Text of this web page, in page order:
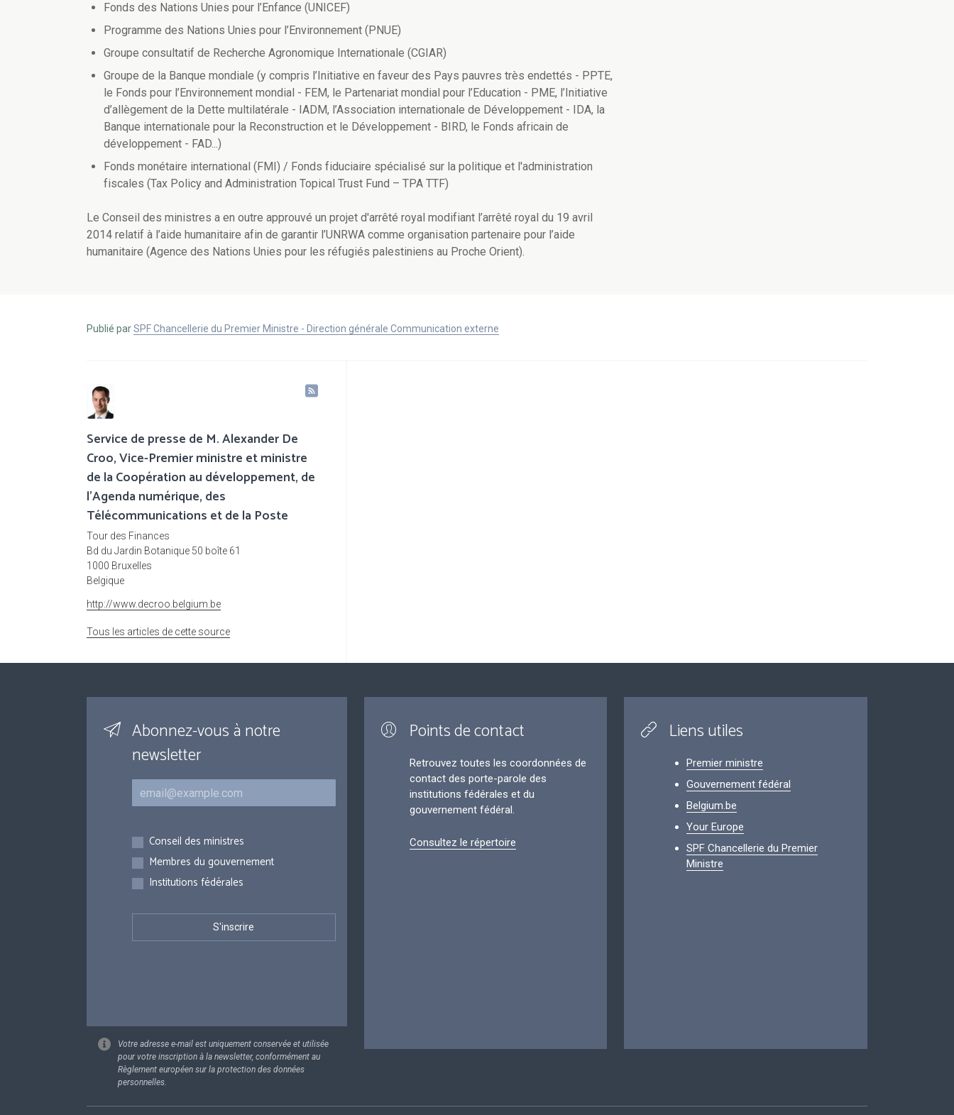
Fonds des Nations Unies pour l’Enfance (UNICEF)
Programme des Nations Unies pour l’Environnement (PNUE)
Groupe consultatif de Recherche Agronomique Internationale (CGIAR)
Groupe de la Banque mondiale (y compris l’Initiative en faveur des Pays pauvres très endettés - PPTE,
le Fonds pour l’Environnement mondial - FEM, le Partenariat mondial pour l’Education - PME, l’Initiative
d’allègement de la Dette multilatérale - IADM, l’Association internationale de Développement - IDA, la
Banque internationale pour la Reconstruction et le Développement - BIRD, le Fonds africain de
développement - FAD...)
Fonds monétaire international (FMI) / Fonds fiduciaire spécialisé sur la politique et l'administration
fiscales (Tax Policy and Administration Topical Trust Fund – TPA TTF)
Le Conseil des ministres a en outre approuvé un projet d'arrêté royal modifiant l’arrêté royal du 19 avril
2014 relatif à l’aide humanitaire afin de garantir l’UNRWA comme organisation partenaire pour l’aide
humanitaire (Agence des Nations Unies pour les réfugiés palestiniens au Proche Orient).
Publié parSPF Chancellerie du Premier Ministre - Direction générale Communication externe
Service de presse de M. Alexander De
Croo, Vice-Premier ministre et ministre
de la Coopération au développement, de
l'Agenda numérique, des
Télécommunications et de la Poste
Tour des Finances
Bd du Jardin Botanique 50 boîte 61
1000 Bruxelles
Belgique
http://www.decroo.belgium.be
Tous les articles de cette source
Abonnez-vous à notre
newsletter
Courriel
Inscriptions
Conseil des ministres
Membres du gouvernement
Institutions fédérales
Votre adresse e-mail est uniquement conservée et utilisée
pour votre inscription à la newsletter, conformément au
Règlement européen sur la protection des données
personnelles.
Points de contact
Retrouvez toutes les coordonnées de
contact des porte-parole des
institutions fédérales et du
gouvernement fédéral.
Consultez le répertoire
Liens utiles
Premier ministre
Gouvernement fédéral
Belgium.be
Your Europe
SPF Chancellerie du Premier
Ministre